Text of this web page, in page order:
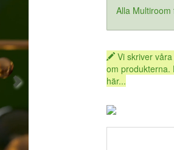
Alla Multiroom
Vi skriver våra
om produkterna.
här...